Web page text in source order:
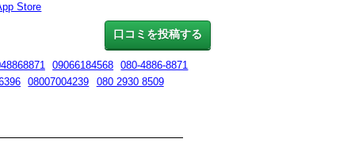
口コミを投稿する
Store
09066184568
080-4886-8871
08007004239
080 2930 8509